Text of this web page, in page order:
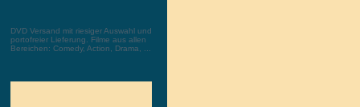
DVD Versand mit riesiger Auswahl und
portofreier Lieferung. Filme aus allen
Bereichen: Comedy, Action, Drama, ...